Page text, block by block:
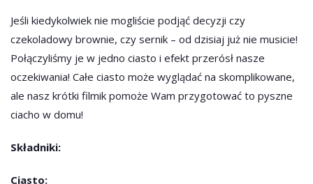
Jeśli kiedykolwiek nie mogliście podjąć decyzji czy
czekoladowy brownie, czy sernik – od dzisiaj już nie musicie!
Połączyliśmy je w jedno ciasto i efekt przerósł nasze
oczekiwania! Całe ciasto może wyglądać na skomplikowane,
ale nasz krótki filmik pomoże Wam przygotować to pyszne
ciacho w domu!
Składniki:
Ciasto: